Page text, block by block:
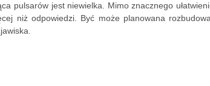
pulsarów jest niewielka. Mimo znacznego
niż odpowiedzi. Być może planowana